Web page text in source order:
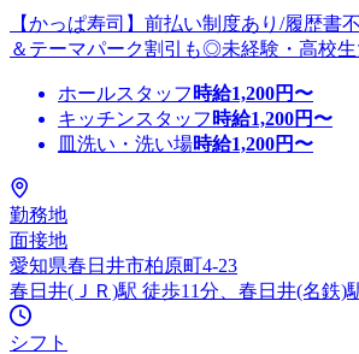
【かっぱ寿司】前払い制度あり/履歴書
＆テーマパーク割引も◎未経験・高校生
ホールスタッフ 時給1,200円〜
キッチンスタッフ 時給1,200円〜
皿洗い・洗い場時給1,200円〜
勤務地
面接地
愛知県春日井市柏原町4-23
春日井(ＪＲ)駅 徒歩11分、春日井(名鉄)
シフト